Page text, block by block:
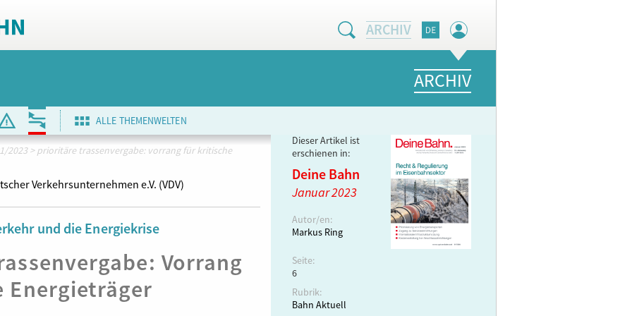
ARCHIV
ARCHIV
ALLE THEMENWELTEN
2023 >prioritäre trassenvergabe: vorrang für kritische
Verkehrsunternehmen e.V. (VDV)
und die Energiekrise
Vorrang
Dieser Artikel ist
erschienen in:
Deine Bahn
Januar 2023
Autor/en:
Markus Ring
Seite:
6
Rubrik:
Bahn Aktuell